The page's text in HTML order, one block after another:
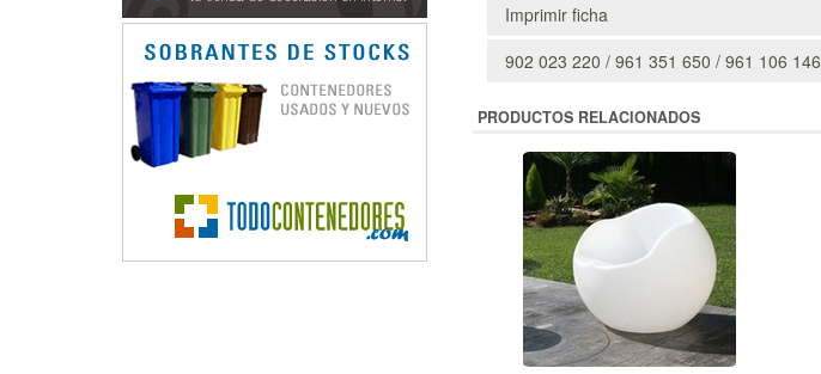
Imprimir ficha
902 023 220 / 961 351 650 / 961 106 146
PRODUCTOS RELACIONADOS